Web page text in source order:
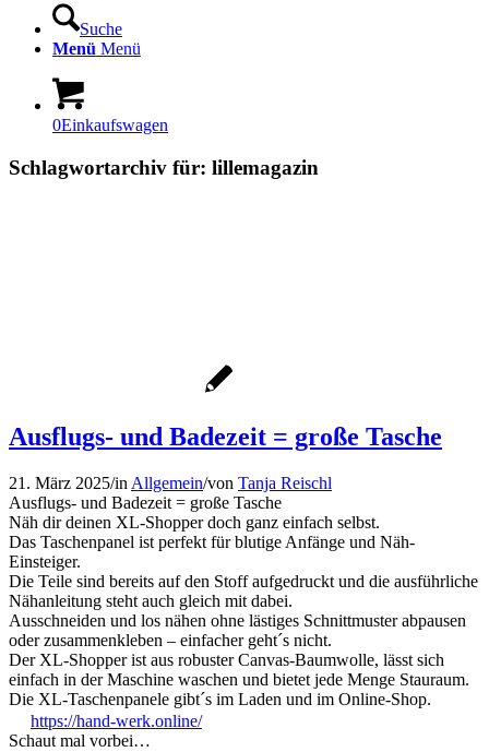
Suche
Menü Menü
0Einkaufswagen
Schlagwortarchiv für: lillemagazin
Ausflugs- und Badezeit = große Tasche
21. März 2025/in Allgemein/von Tanja Reischl
Ausflugs- und Badezeit = große Tasche
Näh dir deinen XL-Shopper doch ganz einfach selbst.
Das Taschenpanel ist perfekt für blutige Anfänge und Näh-
Einsteiger.
Die Teile sind bereits auf den Stoff aufgedruckt und die ausführliche
Nähanleitung steht auch gleich mit dabei.
Ausschneiden und los nähen ohne lästiges Schnittmuster abpausen
oder zusammenkleben – einfacher geht´s nicht.
Der XL-Shopper ist aus robuster Canvas-Baumwolle, lässt sich
einfach in der Maschine waschen und bietet jede Menge Stauraum.
Die XL-Taschenpanele gibt´s im Laden und im Online-Shop.
https://hand-werk.online/
Schaut mal vorbei…